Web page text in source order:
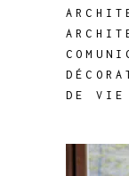
DE VIE